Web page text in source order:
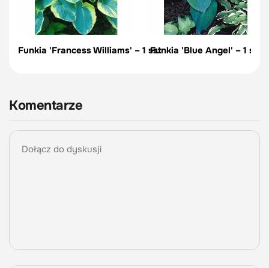
Funkia 'Francess Williams' – 1 sztFunkia 'Blue Angel' – 1 szt
Komentarze